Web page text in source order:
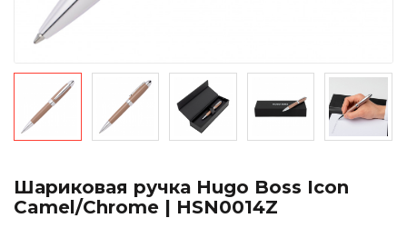
Шариковая ручка Hugo Boss Icon
Camel/Chrome | HSN0014Z